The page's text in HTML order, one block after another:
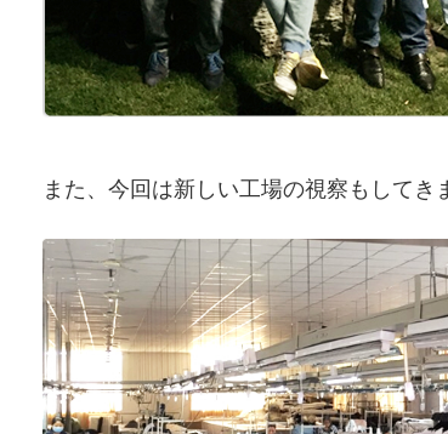
また、今回は新しい工場の視察もしてき